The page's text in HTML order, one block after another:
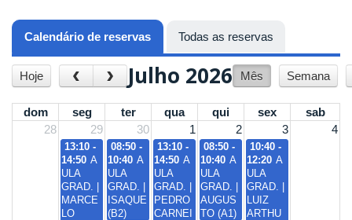
Calendário de reservas (aba ativa)
Todas as reservas
Hoje ‹ › Julho 2026 Mês Semana
13:10 -
14:50 A
ULA
GRAD. |
MARCE
LO
08:50 -
10:40 A
ULA
GRAD. |
ISAQUE
(B2)
13:10 -
14:50 A
ULA
GRAD. |
PEDRO
CARNEI
08:50 -
10:40 A
ULA
GRAD. |
AUGUS
TO (A1)
10:40 -
12:20 A
ULA
GRAD. |
LUIZ
ARTHU
dom seg ter qua qui sex
sab
28
29 30 1 2 3 4